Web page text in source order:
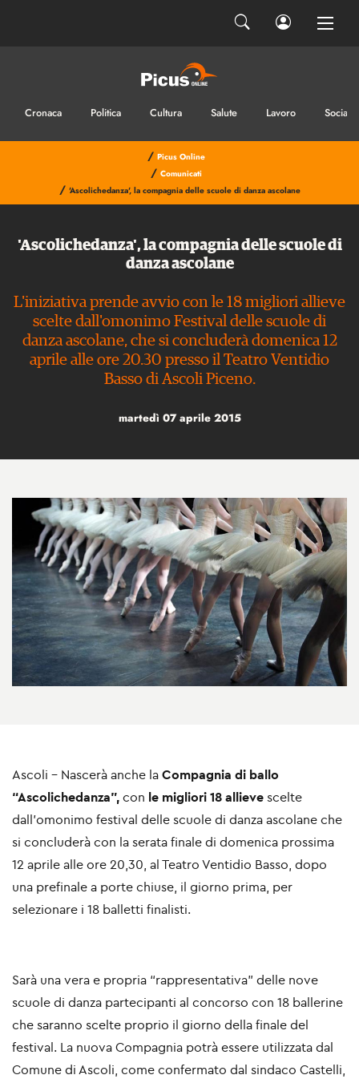
Cronaca Politica Cultura Salute Lavoro Sociale
/ Picus Online
/ Comunicati
/ 'Ascolichedanza', la compagnia delle scuole di danza ascolane
'Ascolichedanza', la compagnia delle scuole di
danza ascolane
L'iniziativa prende avvio con le 18 migliori allieve
scelte dall'omonimo Festival delle scuole di
danza ascolane, che si concluderà domenica 12
aprile alle ore 20.30 presso il Teatro Ventidio
Basso di Ascoli Piceno.
martedì 07 aprile 2015
Ascoli - Nascerà anche la Compagnia di ballo
“Ascolichedanza”, con le migliori 18 allieve scelte
dall’omonimo festival delle scuole di danza ascolane che
si concluderà con la serata finale di domenica prossima
12 aprile alle ore 20,30, al Teatro Ventidio Basso, dopo
una prefinale a porte chiuse, il giorno prima, per
selezionare i 18 balletti finalisti.
Sarà una vera e propria “rappresentativa” delle nove
scuole di danza partecipanti al concorso con 18 ballerine
che saranno scelte proprio il giorno della finale del
festival. La nuova Compagnia potrà essere utilizzata dal
Comune di Ascoli, come confermato dal sindaco Castelli,